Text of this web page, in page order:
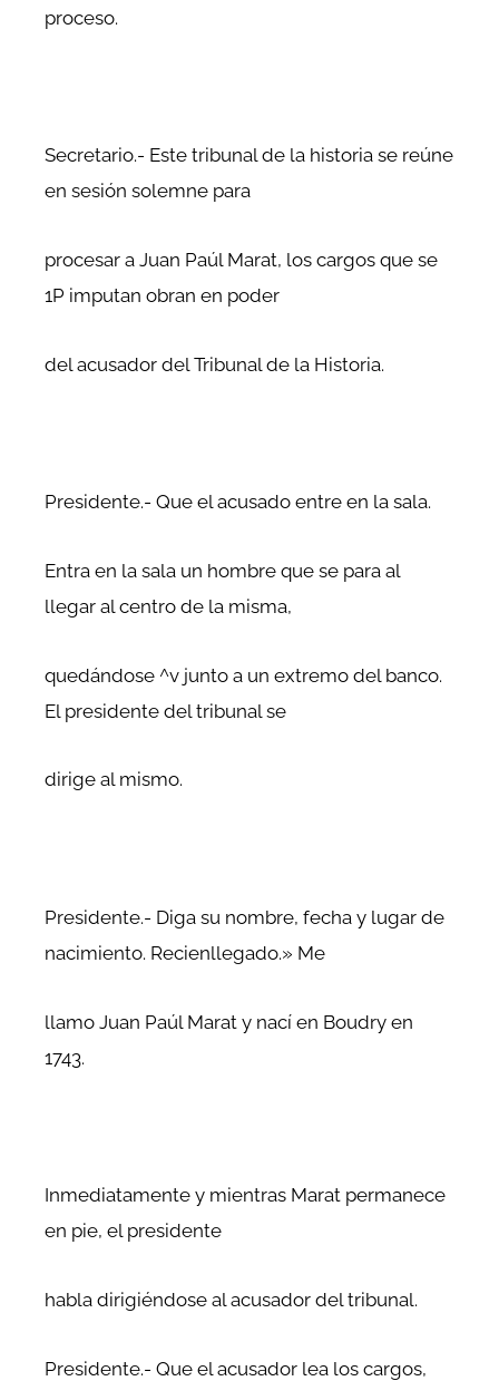
proceso.
Secretario.- Este tribunal de la historia se reúne
en sesión solemne para
procesar a Juan Paúl Marat, los cargos que se
1P imputan obran en poder
del acusador del Tribunal de la Historia.
Presidente.- Que el acusado entre en la sala.
Entra en la sala un hombre que se para al
llegar al centro de la misma,
quedándose ^v junto a un extremo del banco.
El presidente del tribunal se
dirige al mismo.
Presidente.- Diga su nombre, fecha y lugar de
nacimiento. Recienllegado.» Me
llamo Juan Paúl Marat y nací en Boudry en
1743.
Inmediatamente y mientras Marat permanece
en pie, el presidente
habla dirigiéndose al acusador del tribunal.
Presidente.- Que el acusador lea los cargos,